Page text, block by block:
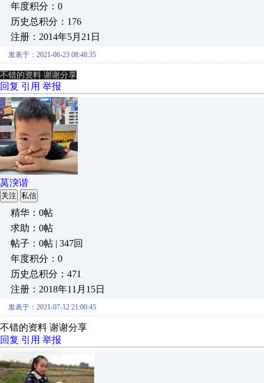
年度积分：0
历史总积分：176
注册：2014年5月21日
发表于：2021-06-23 08:48:35
不错的资料 谢谢分享
回复 引用 举报
莴湥谐
关注 私信
精华：0帖
求助：0帖
帖子：0帖 | 347回
年度积分：0
历史总积分：471
注册：2018年11月15日
发表于：2021-07-12 21:00:45
不错的资料 谢谢分享
回复 引用 举报